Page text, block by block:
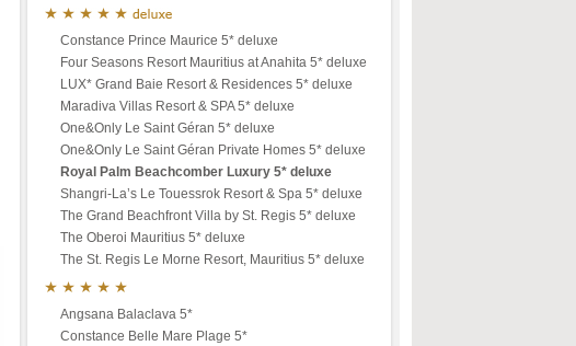
Constance Prince Maurice 5* deluxe
Four Seasons Resort Mauritius at Anahita 5* deluxe
LUX* Grand Baie Resort & Residences 5* deluxe
Maradiva Villas Resort & SPA 5* deluxe
One&Only Le Saint Géran 5* deluxe
One&Only Le Saint Géran Private Homes 5* deluxe
Royal Palm Beachcomber Luxury 5* deluxe
Shangri-La’s Le Touessrok Resort & Spa 5* deluxe
The Grand Beachfront Villa by St. Regis 5* deluxe
The Oberoi Mauritius 5* deluxe
The St. Regis Le Morne Resort, Mauritius 5* deluxe
Angsana Balaclava 5*
Constance Belle Mare Plage 5*